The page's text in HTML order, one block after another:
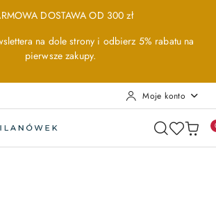
głównej
konto
głównego
produktu
DOSTAWA OD 300 zł
na dole strony i odbierz 5% rabatu na
pierwsze zakupy.
Moje konto